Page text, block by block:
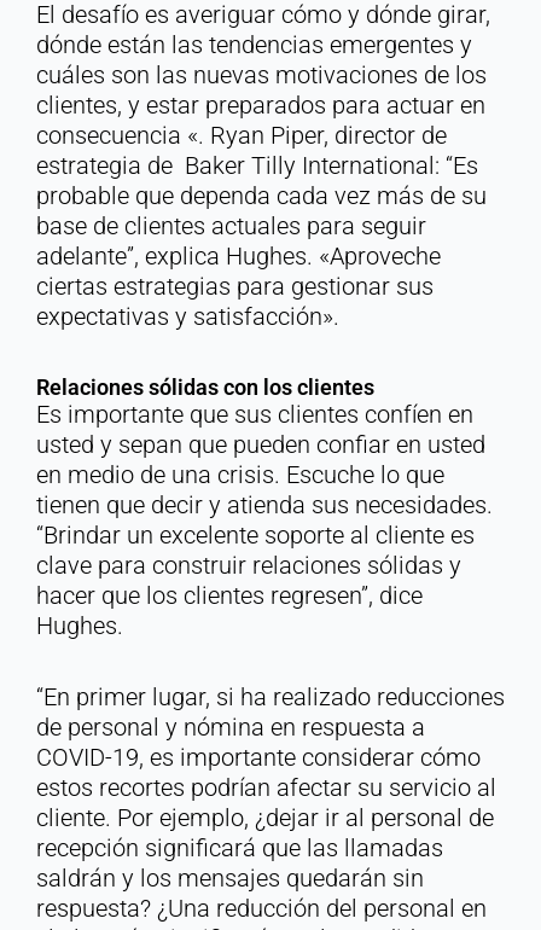
El desafío es averiguar cómo y dónde girar,
dónde están las tendencias emergentes y
cuáles son las nuevas motivaciones de los
clientes, y estar preparados para actuar en
consecuencia «. Ryan Piper, director de
estrategia de Baker Tilly International: “Es
probable que dependa cada vez más de su
base de clientes actuales para seguir
adelante”, explica Hughes. «Aproveche
ciertas estrategias para gestionar sus
expectativas y satisfacción».
Relaciones sólidas con los clientes
Es importante que sus clientes confíen en
usted y sepan que pueden confiar en usted
en medio de una crisis. Escuche lo que
tienen que decir y atienda sus necesidades.
“Brindar un excelente soporte al cliente es
clave para construir relaciones sólidas y
hacer que los clientes regresen”, dice
Hughes.
“En primer lugar, si ha realizado reducciones
de personal y nómina en respuesta a
COVID-19, es importante considerar cómo
estos recortes podrían afectar su servicio al
cliente. Por ejemplo, ¿dejar ir al personal de
recepción significará que las llamadas
saldrán y los mensajes quedarán sin
respuesta? ¿Una reducción del personal en